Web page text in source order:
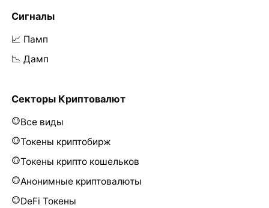
Сигналы
📈 Памп
📉 Дамп
Секторы Криптовалют
Все виды
Токены криптобирж
Токены крипто кошельков
Анонимные криптовалюты
DeFi Токены